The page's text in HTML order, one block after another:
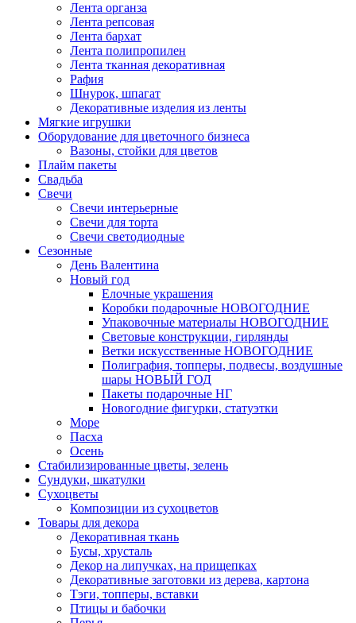
Лента органза
Лента репсовая
Лента бархат
Лента полипропилен
Лента тканная декоративная
Рафия
Шнурок, шпагат
Декоративные изделия из ленты
Мягкие игрушки
Оборудование для цветочного бизнеса
Вазоны, стойки для цветов
Плайм пакеты
Свадьба
Свечи
Свечи интерьерные
Свечи для торта
Свечи светодиодные
Сезонные
День Валентина
Новый год
Елочные украшения
Коробки подарочные НОВОГОДНИЕ
Упаковочные материалы НОВОГОДНИЕ
Световые конструкции, гирлянды
Ветки искусственные НОВОГОДНИЕ
Полиграфия, топперы, подвесы, воздушные
шары НОВЫЙ ГОД
Пакеты подарочные НГ
Новогодние фигурки, статуэтки
Море
Пасха
Осень
Стабилизированные цветы, зелень
Сундуки, шкатулки
Сухоцветы
Композиции из сухоцветов
Товары для декора
Декоративная ткань
Бусы, хрусталь
Декор на липучках, на прищепках
Декоративные заготовки из дерева, картона
Тэги, топперы, вставки
Птицы и бабочки